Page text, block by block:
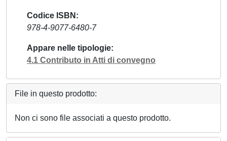
Codice ISBN
978-4-9077-6480-7
Appare nelle tipologie
4.1 Contributo in Atti di convegno
File in questo prodotto:
Non ci sono file associati a questo prodotto.